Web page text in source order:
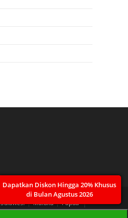
Dapatkan Diskon Hingga 20% Khusus
di Bulan Agustus 2026
Sulawesi Maluku
Papua